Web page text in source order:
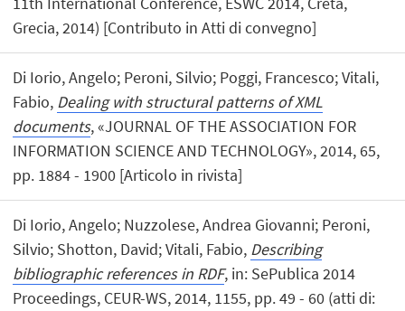
Grecia, 2014) [Contributo in Atti di convegno]
Di Iorio, Angelo; Peroni, Silvio; Poggi, Francesco; Vitali,
Fabio, Dealing with structural patterns of XML
documents, «JOURNAL OF THE ASSOCIATION FOR
INFORMATION SCIENCE AND TECHNOLOGY», 2014, 65,
pp. 1884 - 1900 [Articolo in rivista]
Di Iorio, Angelo; Nuzzolese, Andrea Giovanni; Peroni,
Silvio; Shotton, David; Vitali, Fabio, Describing
bibliographic references in RDF, in: SePublica 2014
Proceedings, CEUR-WS, 2014, 1155, pp. 49 - 60 (atti di: